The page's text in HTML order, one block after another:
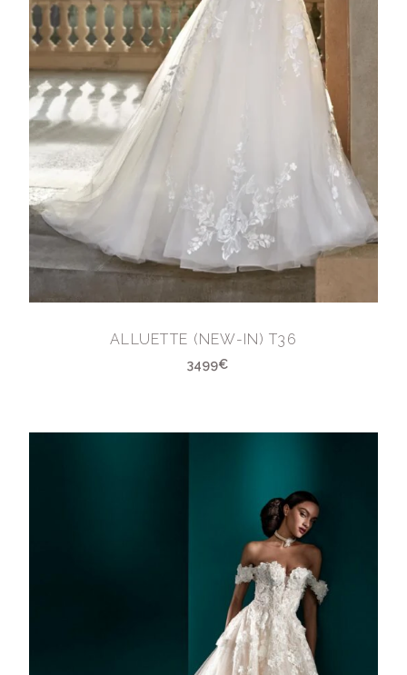
ALLUETTE (NEW-IN) T36
3499€